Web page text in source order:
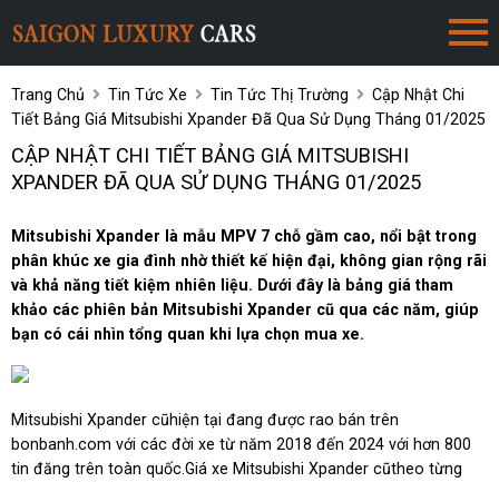
Trang Chủ Tin Tức Xe Tin Tức Thị Trường
Cập Nhật Chi
Tiết Bảng Giá Mitsubishi Xpander Đã Qua Sử Dụng Tháng 01/2025
CẬP NHẬT CHI TIẾT BẢNG GIÁ MITSUBISHI
XPANDER ĐÃ QUA SỬ DỤNG THÁNG 01/2025
Mitsubishi Xpander là mẫu MPV 7 chỗ gầm cao, nổi bật trong
phân khúc xe gia đình nhờ thiết kế hiện đại, không gian rộng rãi
và khả năng tiết kiệm nhiên liệu. Dưới đây là bảng giá tham
khảo các phiên bản Mitsubishi Xpander cũ qua các năm, giúp
bạn có cái nhìn tổng quan khi lựa chọn mua xe.
Mitsubishi Xpander cũhiện tại đang được rao bán trên
bonbanh.com với các đời xe từ năm 2018 đến 2024 với hơn 800
tin đăng trên toàn quốc.Giá xe Mitsubishi Xpander cũtheo từng